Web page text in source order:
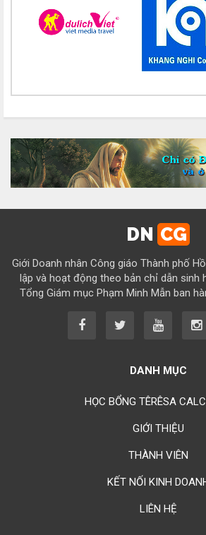
Chúc mừng bổn mạng Chị Maria Nguyễn
Chúc mừng bổn mạng Chị Maria Đỗ Thị
Chúc mừng bổn mạng Chị Maria Trần Thị
Chúc mừng bổn mạng Chị Maria Đỗ Thị
Chúc mừng bổn mạng Chị Maria Lương
Chúc mừng bổn mạng Chị Maria Ngô Thị
Chúc mừng bổn mạng Chị Maria Vũ Thị
Chúc mừng bổn mạng Chị Maria Nguyễn
Chúc mừng bổn mạng Chị Maria Lâm
Chúc mừng bổn mạng Chị Maria Từ Ngọc
Chúc mừng bổn mạng Chị Rosa Nguyễn
DN CG
Giới Doanh nhân Công giáo Thành phố
lập và hoạt động theo bản chỉ dẫn sinh
Tổng Giám mục Phạm Minh Mẫn ban
DANH MỤC
HỌC BỔNG TÊRÊSA
GIỚI THIỆU
THÀNH VIÊN
KẾT NỐI KINH
LIÊN HỆ